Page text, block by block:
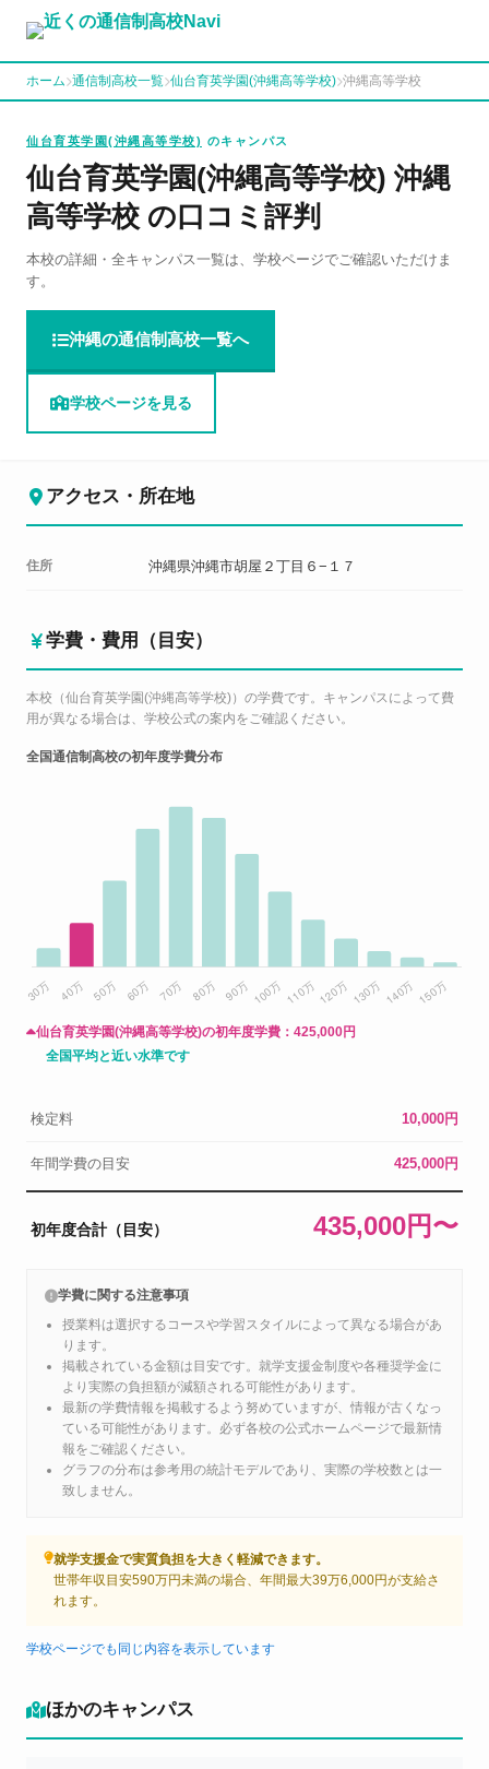
ホーム 通信制高校一覧 仙台育英学園(沖縄高等学校) 沖縄高等学校
仙台育英学園(沖縄高等学校) のキャンパス
仙台育英学園(沖縄高等学校) 沖縄
高等学校 の口コミ評判
本校の詳細・全キャンパス一覧は、学校ページでご確認いただけま
す。
沖縄の通信制高校一覧へ
学校ページを見る
アクセス・所在地
住所 沖縄県沖縄市胡屋２丁目６−１７
学費・費用（目安）
本校（仙台育英学園(沖縄高等学校)）の学費です。キャンパスによって費
用が異なる場合は、学校公式の案内をご確認ください。
全国通信制高校の初年度学費分布
仙台育英学園(沖縄高等学校)の初年度学費： 425,000円
全国平均と近い水準です
検定料 10,000円
年間学費の目安 425,000円
初年度合計（目安） 435,000円〜
学費に関する注意事項
授業料は選択するコースや学習スタイルによって異なる場合があ
ります。
掲載されている金額は目安です。就学支援金制度や各種奨学金に
より実際の負担額が減額される可能性があります。
最新の学費情報を掲載するよう努めていますが、情報が古くなっ
ている可能性があります。必ず各校の公式ホームページで最新情
報をご確認ください。
グラフの分布は参考用の統計モデルであり、実際の学校数とは一
致しません。
就学支援金で実質負担を大きく軽減できます。
世帯年収目安590万円未満の場合、年間最大39万6,000円が支給さ
れます。
学校ページでも同じ内容を表示しています
ほかのキャンパス